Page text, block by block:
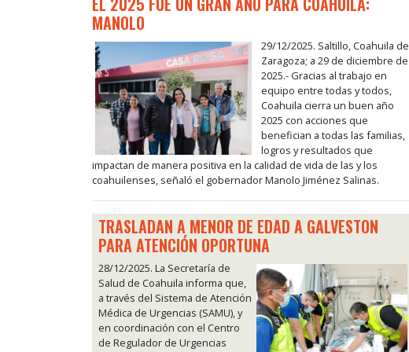
MANOLO
29/12/2025. Saltillo, Coahuila de
Zaragoza; a 29 de diciembre de
2025.- Gracias al trabajo en
equipo entre todas y todos,
Coahuila cierra un buen año
2025 con acciones que
benefician a todas las familias,
logros y resultados que
impactan de manera positiva en la calidad de vida de las y los
coahuilenses, señaló el gobernador Manolo Jiménez Salinas.
TRASLADAN A MENOR DE EDAD A GALVESTON
PARA ATENCIÓN OPORTUNA
28/12/2025. La Secretaría de
Salud de Coahuila informa que,
a través del Sistema de Atención
Médica de Urgencias (SAMU), y
en coordinación con el Centro
de Regulador de Urgencias